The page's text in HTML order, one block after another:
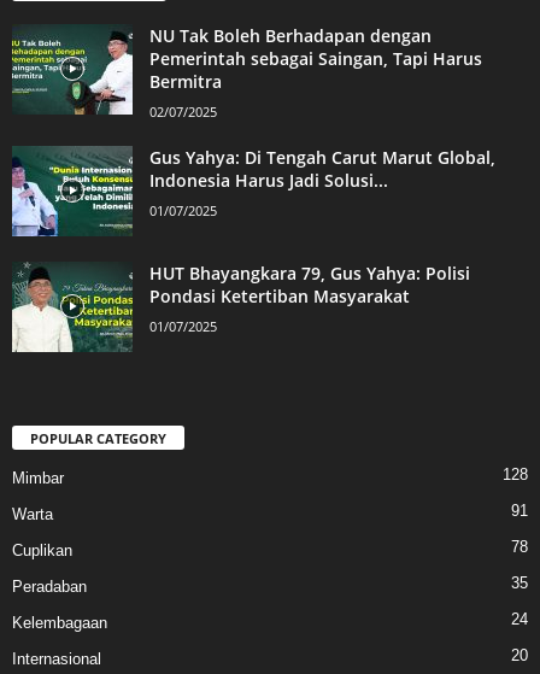
NU Tak Boleh Berhadapan dengan
Pemerintah sebagai Saingan, Tapi Harus
Bermitra
02/07/2025
Gus Yahya: Di Tengah Carut Marut Global,
Indonesia Harus Jadi Solusi...
01/07/2025
HUT Bhayangkara 79, Gus Yahya: Polisi
Pondasi Ketertiban Masyarakat
01/07/2025
POPULAR CATEGORY
Mimbar 128
Warta 91
Cuplikan 78
Peradaban 35
Kelembagaan 24
Internasional 20